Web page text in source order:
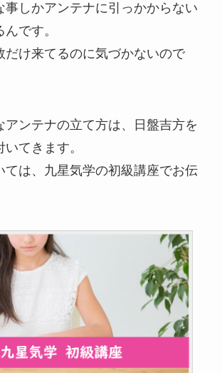
事しかアンテナに引っかからない
です。
だけ来てるのに気づかないので
アンテナの立て方は、日盤吉方を
てきます。
ては、九星気学の初級講座でお伝